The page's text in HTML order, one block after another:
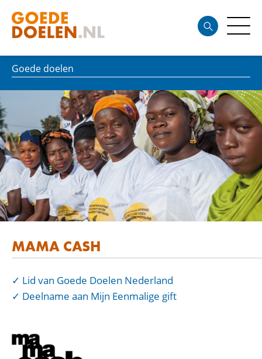
Goede doelen
MAMA CASH
Lid van Goede Doelen Nederland
Deelname aan Mijn Eenmalige gift